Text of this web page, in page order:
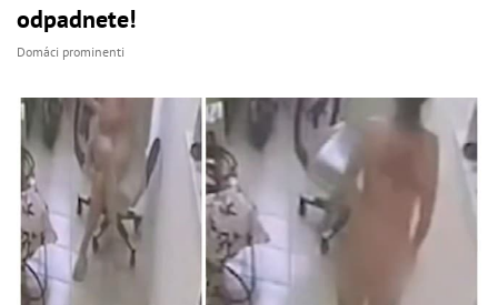
odpadnete!
Domáci prominenti